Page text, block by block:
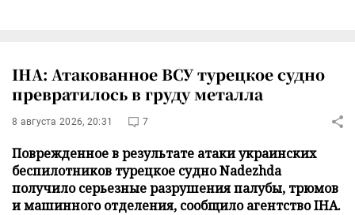
IHA: Атакованное ВСУ турецкое судно
превратилось в груду металла
8 августа 2026, 20:31 7
Поврежденное в результате атаки украинских
беспилотников турецкое судно Nadezhda
получило серьезные разрушения палубы, трюмов
и машинного отделения, сообщило агентство IHA.